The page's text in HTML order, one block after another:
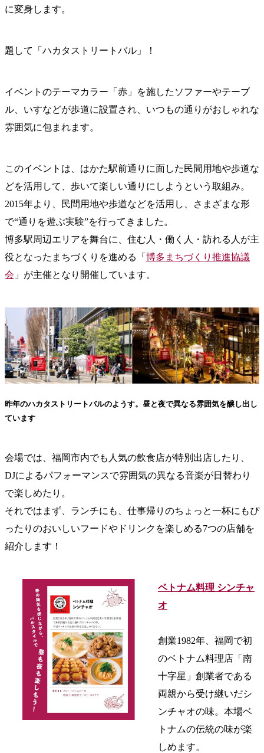
に変身します。
題して「ハカタストリートバル」！
イベントのテーマカラー「赤」を施したソファーやテーブ
ル、いすなどが歩道に設置され、いつもの通りがおしゃれな
雰囲気に包まれます。
このイベントは、はかた駅前通りに面した民間用地や歩道な
どを活用して、歩いて楽しい通りにしようという取組み。
2015年より、民間用地や歩道などを活用し、さまざまな形
で“通りを遊ぶ実験”を行ってきました。
博多駅周辺エリアを舞台に、住む人・働く人・訪れる人が主
役となったまちづくりを進める「 博多まちづくり推進協議
会 」が主催となり開催しています。
昨年のハカタストリートバルのようす。昼と夜で異なる雰囲気を醸し出し
ています
会場では、福岡市内でも人気の飲食店が特別出店したり、
DJによるパフォーマンスで雰囲気の異なる音楽が日替わり
で楽しめたり。
それではまず、ランチにも、仕事帰りのちょっと一杯にもぴ
ったりのおいしいフードやドリンクを楽しめる7つの店舗を
紹介します！
ベトナム料理 シンチャ
オ
創業1982年、福岡で初
のベトナム料理店「南
十字星」創業者である
両親から受け継いだシ
ンチャオの味。本場ベ
トナムの伝統の味が楽
しめます。